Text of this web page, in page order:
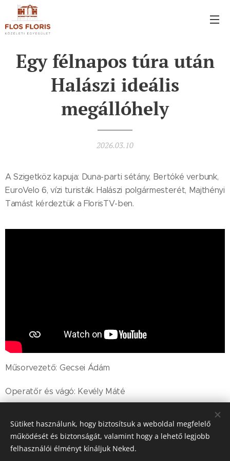
Egy félnapos túra után
Halászi ideális
megállóhely
2026.03.10
A Szigetköz kapuja: Duna-parti sétány, Bertóké verbunk,
EuroVelo 6, vízi turisták. Halászi polgármesterét, Majthényi
Tamást kérdeztük a FlorisTV-ben.
Műsorvezető: Gecsei Ádám
Operatőr és vágó: Kevély Máté
Share
Sütiket használunk, hogy biztosítsuk a weboldal megfelelő
működését és biztonságát, valamint hogy a lehető legjobb
felhasználói élményt kínáljuk Neked.